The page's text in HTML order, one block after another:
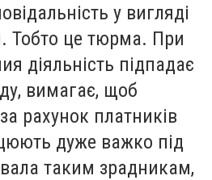
у вигляді
Тобто це тюрма. При
діяльність підпадає
вимагає, щоб
рахунок платників
дуже важко під
таким зрадникам,